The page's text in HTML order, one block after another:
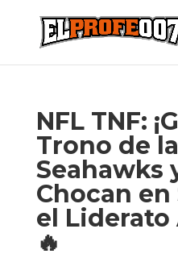
NFL TNF:
Trono de
Seahawks
Chocan
el Liderato
🔥